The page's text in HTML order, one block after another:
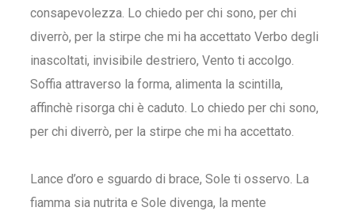
consapevolezza. Lo chiedo per chi sono, per chi
diverrò, per la stirpe che mi ha accettato Verbo degli
inascoltati, invisibile destriero, Vento ti accolgo.
Soffia attraverso la forma, alimenta la scintilla,
affinchè risorga chi è caduto. Lo chiedo per chi sono,
per chi diverrò, per la stirpe che mi ha accettato.
Lance d’oro e sguardo di brace, Sole ti osservo. La
fiamma sia nutrita e Sole divenga, la mente